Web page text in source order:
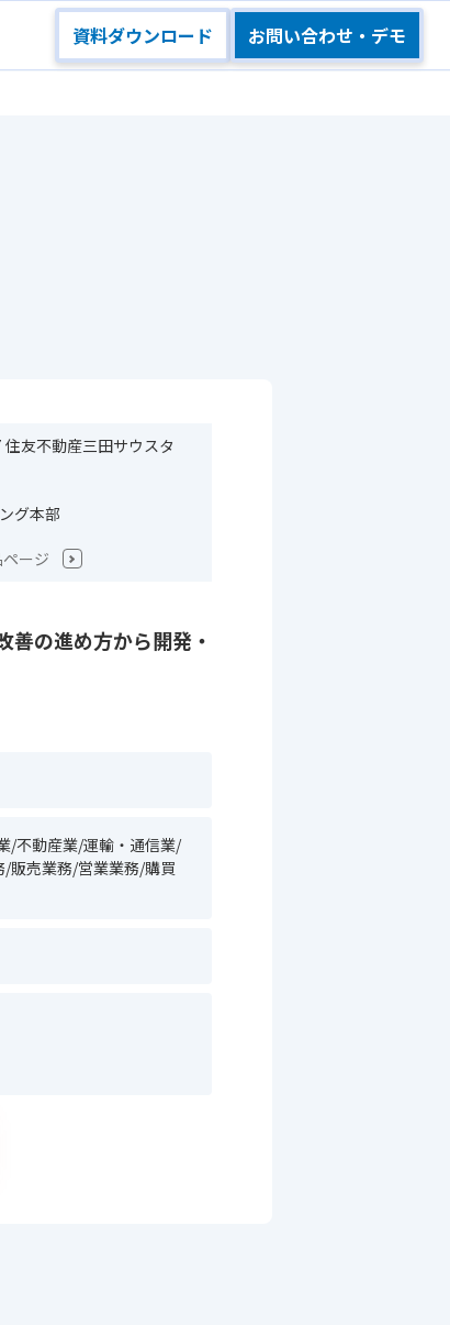
資料ダウンロード お問い合わせ・デモ
友不動産三田サウスタ
グ本部
ージ
善の進め方から開発・
/不動産業/運輸・通信業/
販売業務/営業業務/購買